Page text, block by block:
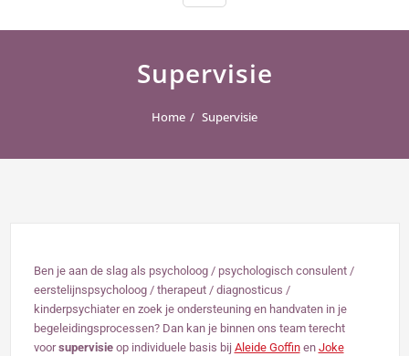
Supervisie
Home Supervisie
Ben je aan de slag als psycholoog / psychologisch consulent /
eerstelijnspsycholoog / therapeut / diagnosticus /
kinderpsychiater en zoek je ondersteuning en handvaten in je
begeleidingsprocessen? Dan kan je binnen ons team terecht
voorsupervisie op individuele basis bij Aleide Goffinen Joke